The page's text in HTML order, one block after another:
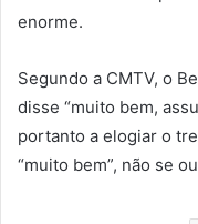
enorme.
Segundo a CMTV, o
disse “muito bem,
portanto a elogiar o
“muito bem”, não se